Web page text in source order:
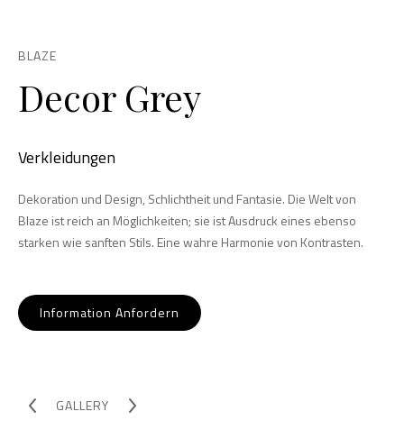
BLAZE
Decor Grey
Verkleidungen
Dekoration und Design, Schlichtheit und Fantasie. Die Welt von
Blaze ist reich an Möglichkeiten; sie ist Ausdruck eines ebenso
starken wie sanften Stils. Eine wahre Harmonie von Kontrasten.
Information Anfordern
GALLERY